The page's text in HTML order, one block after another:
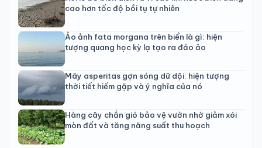
cao hơn tốc độ bồi tụ tự nhiên
Ảo ảnh fata morgana trên biển là gì: hiện
tượng quang học kỳ lạ tạo ra đảo ảo
Mây asperitas gợn sóng dữ dội: hiện tượng
thời tiết hiếm gặp và ý nghĩa của nó
Hàng cây chắn gió bảo vệ vườn nhờ giảm xói
mòn đất và tăng năng suất thu hoạch